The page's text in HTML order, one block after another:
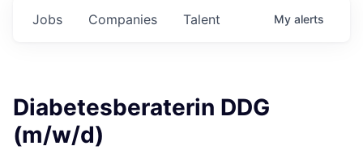
Jobs Companies Talent My alerts
Diabetesberaterin DDG
(m/w/d)